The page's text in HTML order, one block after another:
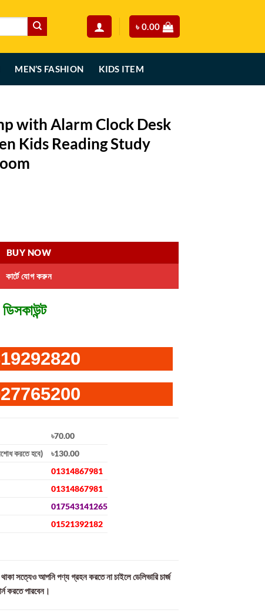
৳ 0.00
MEN’S FASHION KIDS ITEM
with Alarm Clock Desk
Kids Reading Study
Desk Lamp Light Children Kids Reading Study Bedroom Living
কার্টে যোগ করুন
BUY NOW
৳70.00
করতে হবে)
৳130.00
01314867981
01314867981
017543141265
01521392182
সত্যেও আপনি পণ্য গ্রহন করতে না চাইলে ডেলিভারি চার্জ
করতে পারবেন।